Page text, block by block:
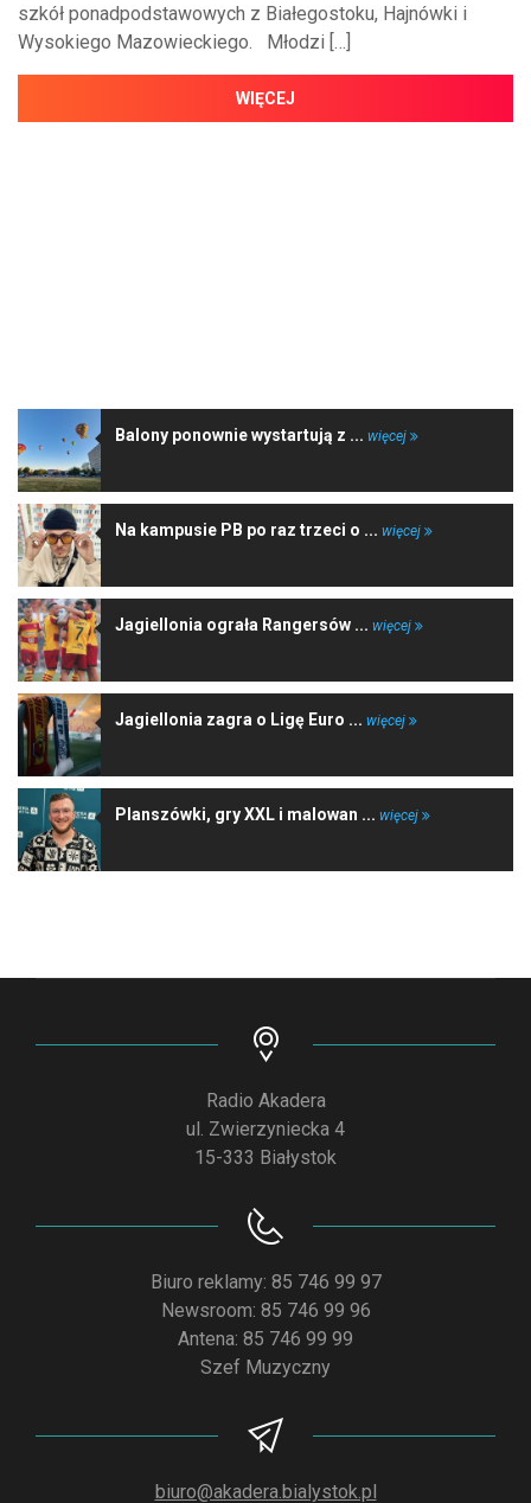
szkół ponadpodstawowych z Białegostoku, Hajnówki i
Wysokiego Mazowieckiego. Młodzi […]
WIĘCEJ
Balony ponownie wystartują z ... więcej
Na kampusie PB po raz trzeci o ... więcej
Jagiellonia ograła Rangersów ... więcej
Jagiellonia zagra o Ligę Euro ... więcej
Planszówki, gry XXL i malowan ... więcej
Radio Akadera
ul. Zwierzyniecka 4
15-333 Białystok
Biuro reklamy: 85 746 99 97
Newsroom: 85 746 99 96
Antena: 85 746 99 99
Szef Muzyczny
biuro@akadera.bialystok.pl